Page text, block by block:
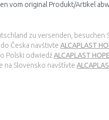
vom original Produkt/Artikel
zu versenden, besuchen
Česka navštivte ALCAPLAST
Polski odwiedźALCAPLAST
na Slovensko navštívte